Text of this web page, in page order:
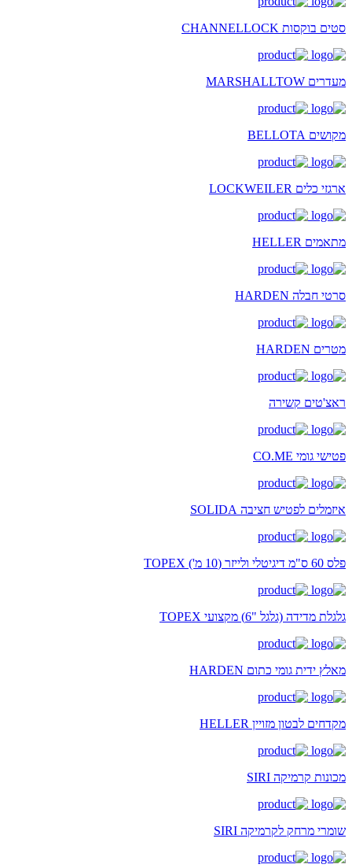
סטים בוקסות CHANNELLOCK
מעדרים MARSHALLTOW
מקושים BELLOTA
ארגזי כלים LOCKWEILER
מתאמים HELLER
סרטי חבלה HARDEN
מטרים HARDEN
ראצ'טים קשירה
פטישי גומי CO.ME
איזמלים לפטיש חציבה SOLIDA
פלס 60 ס"מ דיגיטלי ולייזר (10 מ') TOPEX
גלגלת מדידה (גלגל "6) מקצועי TOPEX
מאלץ ידית גומי כתום HARDEN
מקדחים לבטון מזויין HELLER
מכונות קרמיקה SIRI
שומרי מרחק לקרמיקה SIRI